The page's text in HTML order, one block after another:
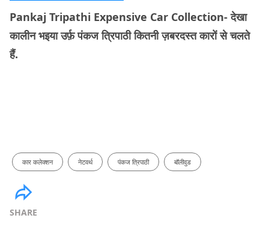
Pankaj Tripathi Expensive Car Collection- देखा
कालीन भइया उर्फ़ पंकज त्रिपाठी कितनी ज़बरदस्त कारों से चलते
हैं.
कार कलेक्शन नेटवर्थ पंकज त्रिपाठी बॉलीवुड
SHARE